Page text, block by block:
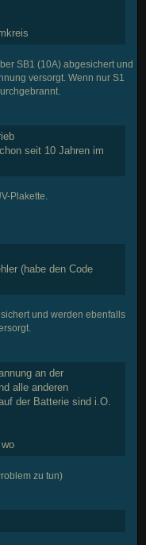
SB1 (10A) abgesichert und
versorgt. Wenn nur S1
seit 10 Jahren im
Plakette.
(habe den Code
und werden ebenfalls
an der
alle anderen
der Batterie sind i.O.
zu tun)